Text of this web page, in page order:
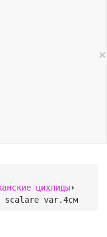
×
цихлиды
scalare var.4см